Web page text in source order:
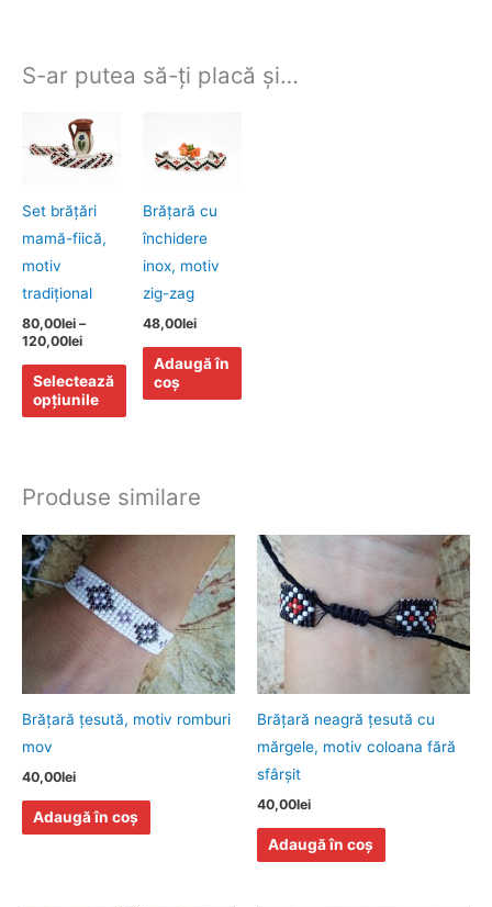
S-ar putea să-ți placă și…
Set brăţări
mamă-fiică,
motiv
tradiţional
80,00lei –
120,00lei
Interval
de
prețuri:
80,00lei
la
Selectează
opțiunile
produs
mai
multe
variații.
Opțiunile
pot
fi
alese
Brăţară cu
închidere
inox, motiv
zig-zag
48,00lei
Adaugă în
coș
Produse similare
Brăţară ţesută, motiv romburi
mov
40,00lei
Adaugă în coș
Brăţară neagră ţesută cu
mărgele, motiv coloana fără
sfârşit
40,00lei
Adaugă în coș